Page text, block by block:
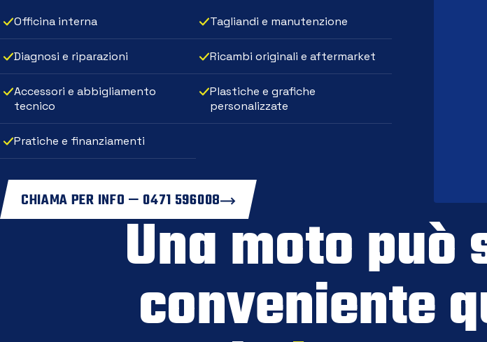
Officina interna Tagliandi e manutenzione
Diagnosi e riparazioni Ricambi originali e aftermarket
Accessori e abbigliamento
tecnico
Plastiche e grafiche
personalizzate
Pratiche e finanziamenti
CHIAMA PER INFO — 0471 596008
Una moto può
conveniente